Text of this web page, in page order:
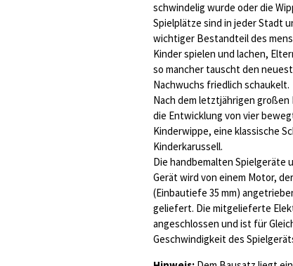
schwindelig wurde oder die
Spielplätze sind in jeder Stadt
wichtiger Bestandteil des
Kinder spielen und lachen,
so mancher tauscht den
Nachwuchs friedlich schaukelt.
Nach dem letztjährigen großen
die Entwicklung von vier
Kinderwippe, eine klassische
Kinderkarussell.
Die handbemalten Spielgeräte
Gerät wird von einem Motor,
(Einbautiefe 35 mm)
geliefert. Die mitgelieferte
angeschlossen und ist für
Geschwindigkeit des